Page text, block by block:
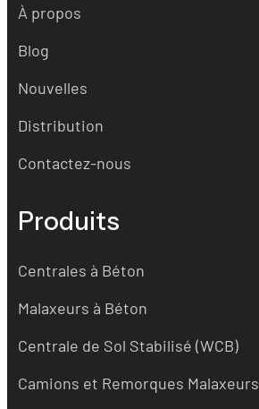
À propos
Blog
Nouvelles
Distribution
Contactez-nous
Produits
Centrales à Béton
Malaxeurs à Béton
Centrale de Sol Stabilisé (WCB)
Camions et Remorques Malaxeurs